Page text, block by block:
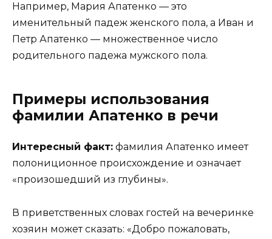
Например, Мария Апатенко — это
именительный падеж женского пола, а Иван и
Петр Апатенко — множественное число
родительного падежа мужского пола.
Примеры использования
фамилии Апатенко в речи
Интересный факт: фамилия Апатенко имеет
полониционное происхождение и означает
«произошедший из глубины».
В приветственных словах гостей на вечеринке
хозяин может сказать: «Добро пожаловать,